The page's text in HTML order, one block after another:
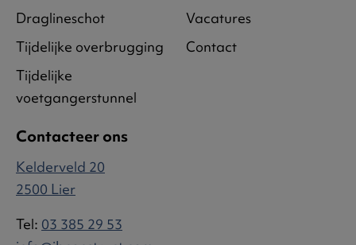
Draglineschot
Tijdelijke overbrugging
Tijdelijke
voetgangerstunnel
Vacatures
Contact
Contacteer ons
Kelderveld 20
2500 Lier
Tel: 03 385 29 53